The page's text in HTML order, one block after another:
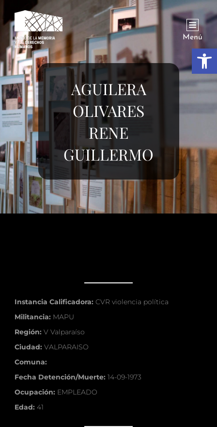
Menú
AGUILERA
OLIVARES
RENE
GUILLERMO
Instancia Calificadora: CVR violencia política
Militancia: MAPU
Región: V Valparaíso
Ciudad: VALPARAISO
Comuna:
Fecha Detención/Muerte: 14-09-1973
Ocupación: EMPLEADO
Edad: 41